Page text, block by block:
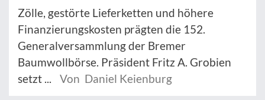
Zölle, gestörte Lieferketten und höhere
Finanzierungskosten prägten die 152.
Generalversammlung der Bremer
Baumwollbörse. Präsident Fritz A. Grobien
setzt ...
Von Daniel Keienburg